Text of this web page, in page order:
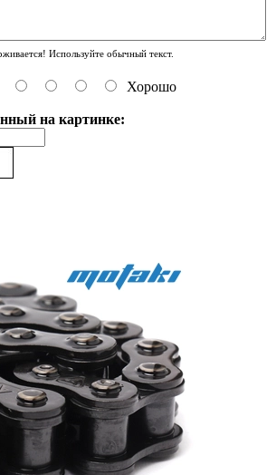
Используйте обычный текст.
Хорошо
на картинке: